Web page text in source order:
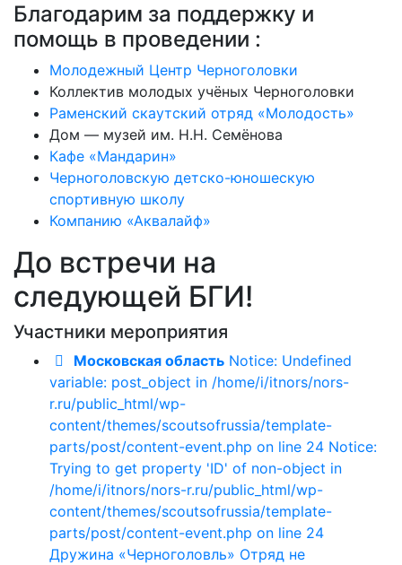
Благодарим за поддержку и
помощь в проведении :
Молодежный Центр Черноголовки
Коллектив молодых учёных Черноголовки
Раменский скаутский отряд «Молодость»
Дом — музей им. Н.Н. Семёнова
Кафе «Мандарин»
Черноголовскую детско-юношескую
спортивную школу
Компанию «Аквалайф»
До встречи на
следующей БГИ!
Участники мероприятия
Московская область Notice: Undefined
variable: post_object in /home/i/itnors/nors-
r.ru/public_html/wp-
content/themes/scoutsofrussia/template-
parts/post/content-event.php on line 24 Notice:
Trying to get property 'ID' of non-object in
/home/i/itnors/nors-r.ru/public_html/wp-
content/themes/scoutsofrussia/template-
parts/post/content-event.php on line 24
Дружина «Черноголовль» Отряд не